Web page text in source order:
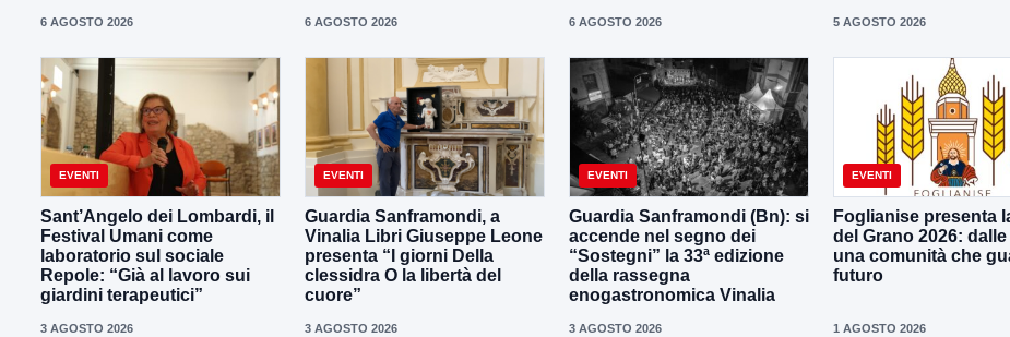
6 AGOSTO 2026 6 AGOSTO 2026 6 AGOSTO 2026 5 AGOSTO 2026
EVENTI
Sant’Angelo dei Lombardi, il
Festival Umani come
laboratorio sul sociale
Repole: “Già al lavoro sui
giardini terapeutici”
3 AGOSTO 2026
EVENTI
Guardia Sanframondi, a
Vinalia Libri Giuseppe Leone
presenta “I giorni Della
clessidra O la libertà del
cuore”
3 AGOSTO 2026
EVENTI
Guardia Sanframondi (Bn): si
accende nel segno dei
“Sostegni” la 33ª edizione
della rassegna
enogastronomica Vinalia
3 AGOSTO 2026
EVENTI
Foglianise presenta
del Grano 2026:
una comunità che
futuro
1 AGOSTO 2026